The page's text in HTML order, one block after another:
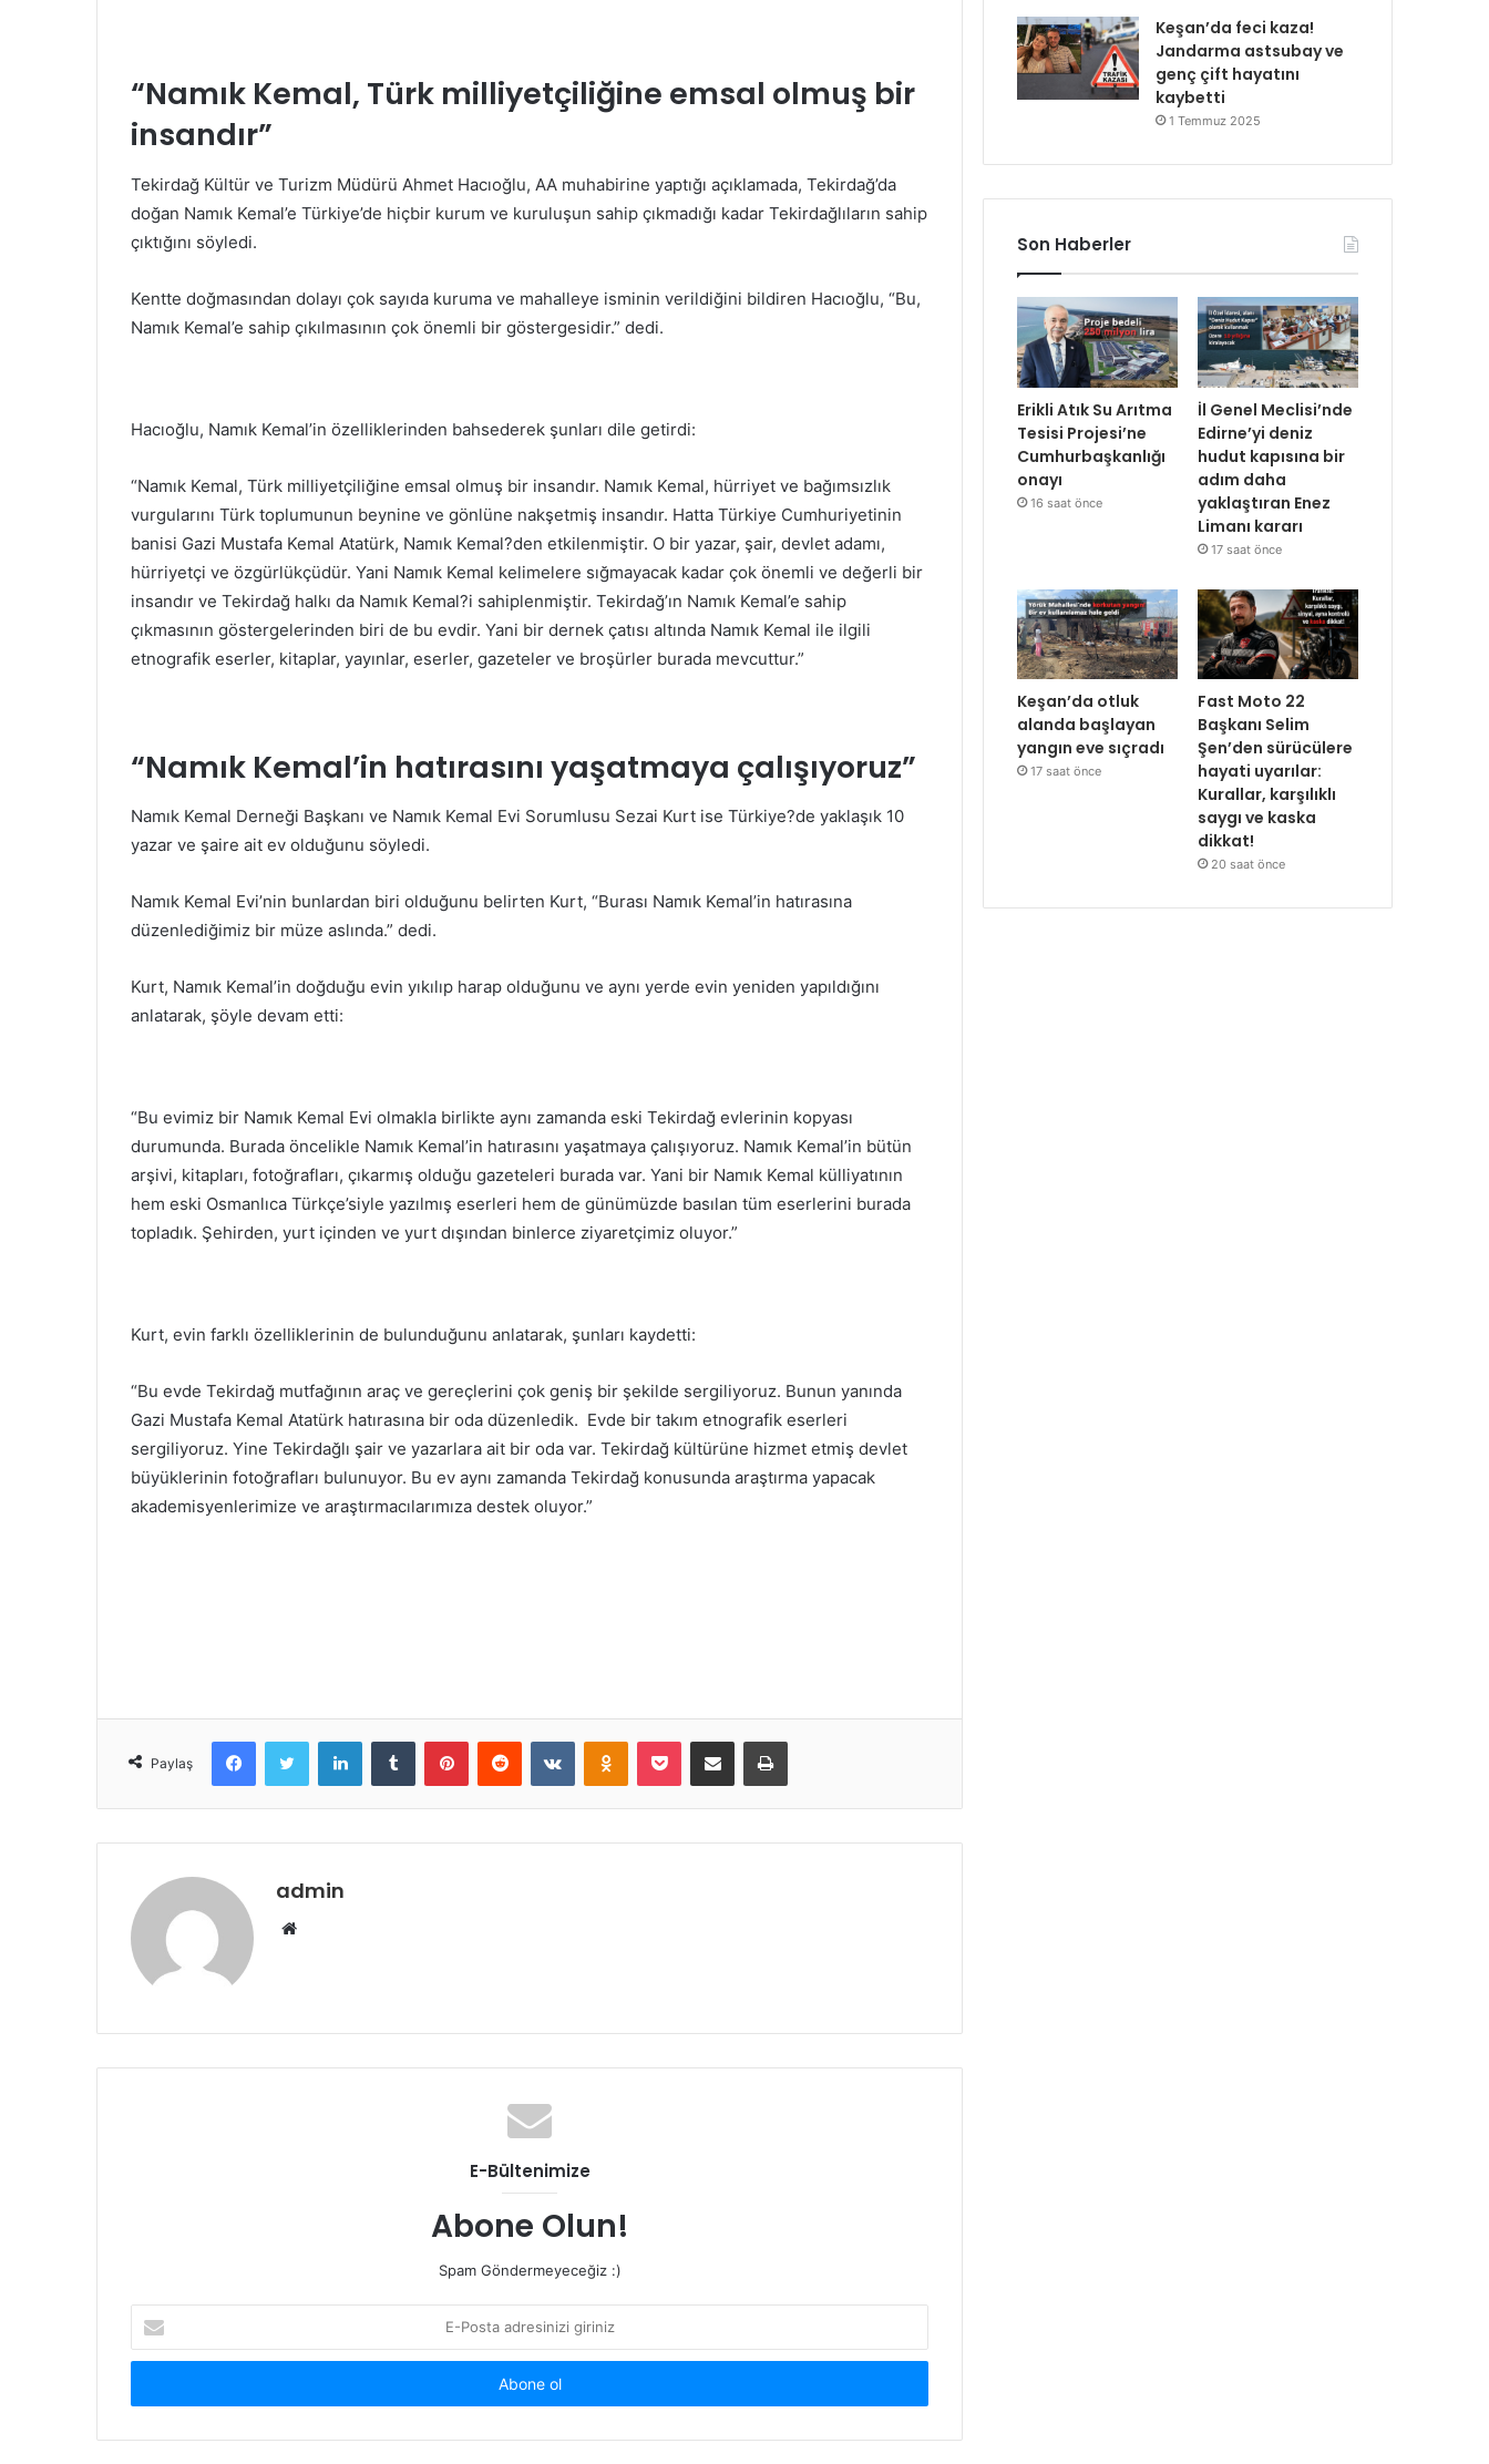
“Namık Kemal, Türk milliyetçiliğine emsal olmuş bir
insandır”
Tekirdağ Kültür ve Turizm Müdürü Ahmet Hacıoğlu, AA muhabirine yaptığı açıklamada, Tekirdağ’da
doğan Namık Kemal’e Türkiye’de hiçbir kurum ve kuruluşun sahip çıkmadığı kadar Tekirdağlıların sahip
çıktığını söyledi.
Kentte doğmasından dolayı çok sayıda kuruma ve mahalleye isminin verildiğini bildiren Hacıoğlu, “Bu,
Namık Kemal’e sahip çıkılmasının çok önemli bir göstergesidir.” dedi.
Hacıoğlu, Namık Kemal’in özelliklerinden bahsederek şunları dile getirdi:
“Namık Kemal, Türk milliyetçiliğine emsal olmuş bir insandır. Namık Kemal, hürriyet ve bağımsızlık
vurgularını Türk toplumunun beynine ve gönlüne nakşetmiş insandır. Hatta Türkiye Cumhuriyetinin
banisi Gazi Mustafa Kemal Atatürk, Namık Kemal?den etkilenmiştir. O bir yazar, şair, devlet adamı,
hürriyetçi ve özgürlükçüdür. Yani Namık Kemal kelimelere sığmayacak kadar çok önemli ve değerli bir
insandır ve Tekirdağ halkı da Namık Kemal?i sahiplenmiştir. Tekirdağ’ın Namık Kemal’e sahip
çıkmasının göstergelerinden biri de bu evdir. Yani bir dernek çatısı altında Namık Kemal ile ilgili
etnografik eserler, kitaplar, yayınlar, eserler, gazeteler ve broşürler burada mevcuttur.”
“Namık Kemal’in hatırasını yaşatmaya çalışıyoruz”
Namık Kemal Derneği Başkanı ve Namık Kemal Evi Sorumlusu Sezai Kurt ise Türkiye?de yaklaşık 10
yazar ve şaire ait ev olduğunu söyledi.
Namık Kemal Evi’nin bunlardan biri olduğunu belirten Kurt, “Burası Namık Kemal’in hatırasına
düzenlediğimiz bir müze aslında.” dedi.
Kurt, Namık Kemal’in doğduğu evin yıkılıp harap olduğunu ve aynı yerde evin yeniden yapıldığını
anlatarak, şöyle devam etti:
“Bu evimiz bir Namık Kemal Evi olmakla birlikte aynı zamanda eski Tekirdağ evlerinin kopyası
durumunda. Burada öncelikle Namık Kemal’in hatırasını yaşatmaya çalışıyoruz. Namık Kemal’in bütün
arşivi, kitapları, fotoğrafları, çıkarmış olduğu gazeteleri burada var. Yani bir Namık Kemal külliyatının
hem eski Osmanlıca Türkçe’siyle yazılmış eserleri hem de günümüzde basılan tüm eserlerini burada
topladık. Şehirden, yurt içinden ve yurt dışından binlerce ziyaretçimiz oluyor.”
Kurt, evin farklı özelliklerinin de bulunduğunu anlatarak, şunları kaydetti:
“Bu evde Tekirdağ mutfağının araç ve gereçlerini çok geniş bir şekilde sergiliyoruz. Bunun yanında
Gazi Mustafa Kemal Atatürk hatırasına bir oda düzenledik. Evde bir takım etnografik eserleri
sergiliyoruz. Yine Tekirdağlı şair ve yazarlara ait bir oda var. Tekirdağ kültürüne hizmet etmiş devlet
büyüklerinin fotoğrafları bulunuyor. Bu ev aynı zamanda Tekirdağ konusunda araştırma yapacak
akademisyenlerimize ve araştırmacılarımıza destek oluyor.”
Paylaş
FacebookTwitter LinkedInTumblr PinterestReddit VKontakteOdnoklassniki
Pocket E-Posta ile paylaş Yazdır
admin
Web
E-Bültenimize
Abone Olun!
Spam Göndermeyeceğiz :)
Posta
adresinizi
Keşan’da feci kaza!
Jandarma astsubay ve
genç çift hayatını
kaybetti
1 Temmuz 2025
Son Haberler
Erikli Atık Su Arıtma
Tesisi Projesi’ne
Cumhurbaşkanlığı
onayı
16 saat önce
İl Genel Meclisi’nde
Edirne’yi deniz
hudut kapısına bir
adım daha
yaklaştıran Enez
Limanı kararı
17 saat önce
Keşan’da otluk
alanda başlayan
yangın eve sıçradı
17 saat önce
Fast Moto 22
Başkanı Selim
Şen’den sürücülere
hayati uyarılar:
Kurallar, karşılıklı
saygı ve kaska
dikkat!
20 saat önce